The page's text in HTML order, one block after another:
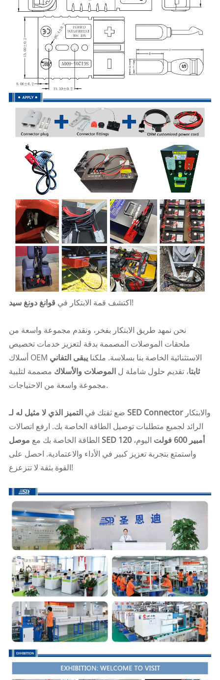
اكتشف قمة الابتكار في قوانغ دونغ سيد !
نحن نمهد طريق الابتكار بفخر، ونقدم مجموعة واسعة من
ملحقات الموصلات المصممة بدقة لتعزيز خدمات تخصيص
أسلاك OEM الاستثنائية الخاصة بنا بسلاسة. ملكنايبقى التفاني
ثابتا، تقديم حلول شاملة لالموصلات والأسلاك مصممة لتلبية
مجموعة واسعة من الاحتياجات.
ضع ثقتك في التميز الذي لا مثيل له لـ SED Connectorوالابتكار
الرائد لجميع متطلبات توصيل الطاقة الخاصة بك. ارفع اتصالات
الطاقة الخاصة بك مع
موصل SED 120 أمبير 600 فولت
اليوم،
واستمتع بتجربة تعزيز كبير في الأداء والاعتمادية. احصل على
القوة بثقة لا تتزعزع!